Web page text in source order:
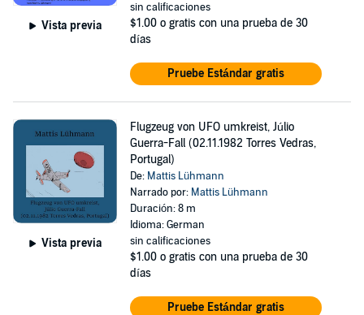
Vista previa
sin calificaciones
$1.00 o gratis con una prueba de 30
días
Pruebe Estándar gratis
Vista previa
Flugzeug von UFO umkreist, Júlio
Guerra-Fall (02.11.1982 Torres Vedras,
Portugal)
De: Mattis Lühmann
Narrado por: Mattis Lühmann
Duración: 8 m
Idioma: German
sin calificaciones
$1.00 o gratis con una prueba de 30
días
Pruebe Estándar gratis